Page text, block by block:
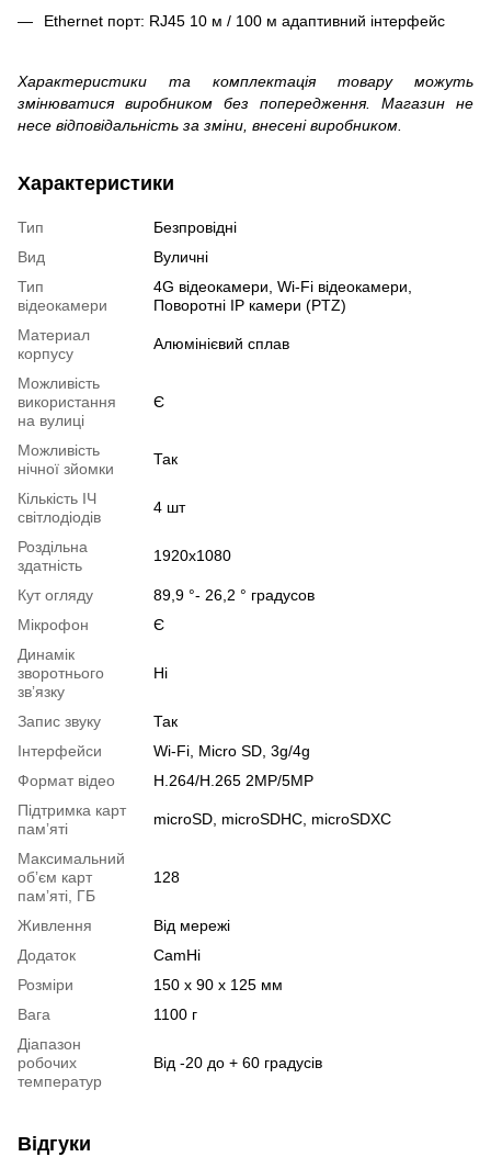
Ethernet порт: RJ45 10 м / 100 м адаптивний інтерфейс
Характеристики та комплектація товару можуть
змінюватися виробником без попередження. Магазин не
несе відповідальність за зміни, внесені виробником.
Характеристики
Тип
Безпровідні
Вид
Вуличні
Тип
відеокамери
4G відеокамери, Wi-Fi відеокамери,
Поворотні IP камери (PTZ)
Материал
корпусу
Алюмінієвий сплав
Можливість
використання
на вулиці
Є
Можливість
нічної зйомки
Так
Кількість ІЧ
світлодіодів
4 шт
Роздільна
здатність
1920x1080
Кут огляду
89,9 °- 26,2 ° градусов
Мікрофон
Є
Динамік
зворотнього
звʼязку
Ні
Запис звуку
Так
Інтерфейси
Wi-Fi, Micro SD, 3g/4g
Формат відео
H.264/H.265 2MP/5MP
Підтримка карт
памʼяті
microSD, microSDHC, microSDXC
Максимальний
обʼєм карт
памʼяті, ГБ
128
Живлення
Від мережі
Додаток
CamHi
Розміри
150 х 90 х 125 мм
Вага
1100 г
Діапазон
робочих
температур
Від -20 до + 60 градусів
Відгуки